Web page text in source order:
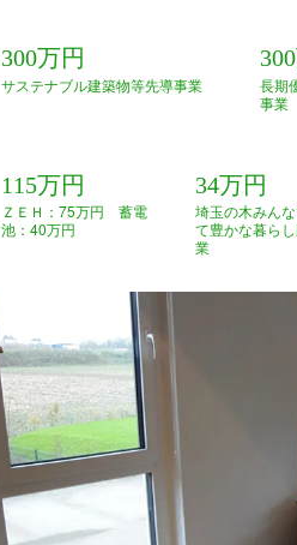
300万円
サステナブル建築物等先導事業
長期
事業
115万円
ＺＥＨ：75万円 蓄電
池：40万円
34万円
埼玉の木みん
て豊かな暮ら
業